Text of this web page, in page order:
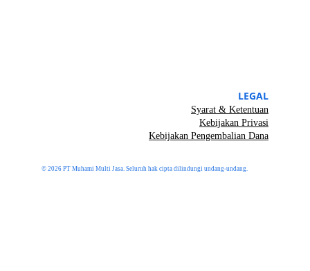
© 2026 PT Muhami Multi Jasa. Seluruh hak cipta dilindungi undang-undang.
Syarat & Ketentuan
Kebijakan Privasi
LEGAL
Kebijakan Pengembalian Dana